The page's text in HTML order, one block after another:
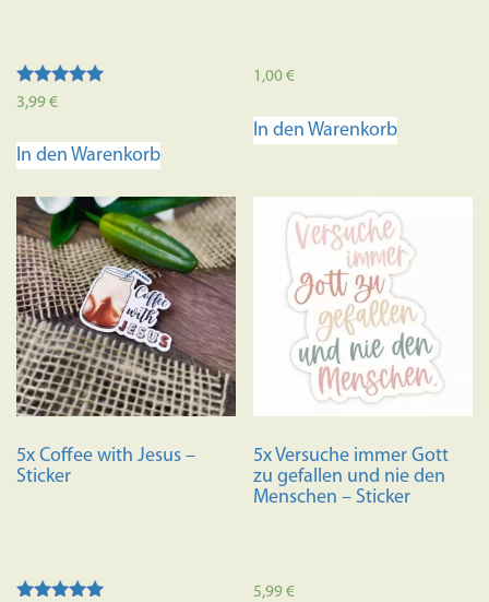
Bewertet mit
5.00
3,99€
In den Warenkorb
1,00€
In den Warenkorb
5x Coffee with Jesus –
Sticker
5x Versuche immer Gott
zu gefallen und nie den
Menschen – Sticker
5,99€